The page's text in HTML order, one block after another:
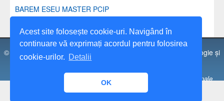
Acest site folosește cookie-uri. Navigând în
continuare vă exprimați acordul pentru folosirea
cookie-urilor. Detalii
OK
BAREM ESEU MASTER PCIP
© 1991 - 2026 Universitatea Spiru Haret, Facultatea de Psihologie și
Științele Educației, Brașov.
Universitatea „Spiru Haret” București este operator de date personale